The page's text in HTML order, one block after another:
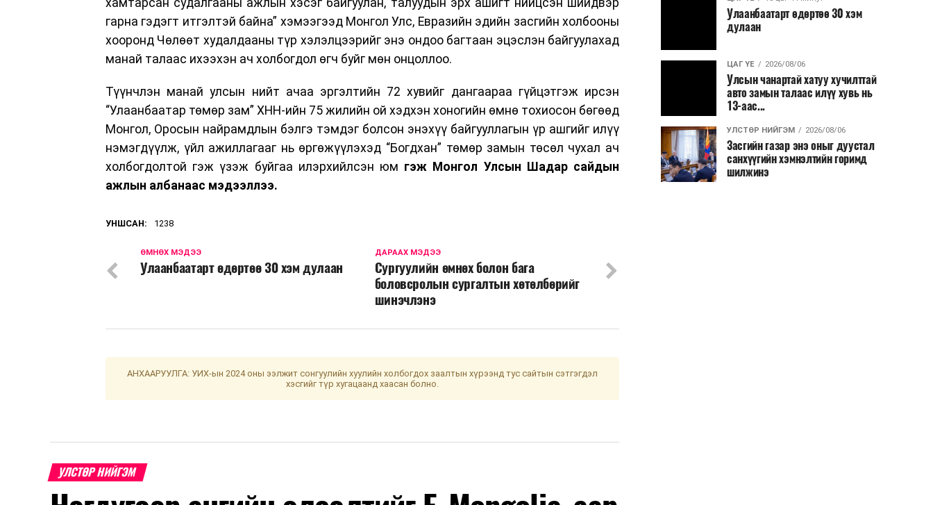
гарна гэдэгт итгэлтэй байна” хэмээгээд Монгол Улс, Евразийн эдийн засгийн холбооны
хооронд Чөлөөт худалдааны түр хэлэлцээрийг энэ ондоо багтаан эцэслэн байгуулахад
манай талаас ихээхэн ач холбогдол өгч буйг мөн онцоллоо.
Түүнчлэн манай улсын нийт ачаа эргэлтийн 72 хувийг дангаараа гүйцэтгэж ирсэн
“Улаанбаатар төмөр зам” ХНН-ийн 75 жилийн ой хэдхэн хоногийн өмнө тохиосон бөгөөд
Монгол, Оросын найрамдлын бэлгэ тэмдэг болсон энэхүү байгууллагын үр ашгийг илүү
нэмэгдүүлж, үйл ажиллагааг нь өргөжүүлэхэд “Богдхан” төмөр замын төсөл чухал ач
холбогдолтой гэж үзэж буйгаа илэрхийлсэн юм гэж Монгол Улсын Шадар сайдын
ажлын албанаас мэдээллээ.
УНШСАН: 1238
ДАРААХ МЭДЭЭ
Сургуулийн өмнөх болон бага
боловсролын сургалтын хөтөлбөрийг
шинэчлэнэ
ӨМНӨХ МЭДЭЭ
Улаанбаатарт өдөртөө 30 хэм дулаан
АНХААРУУЛГА: УИХ-ын 2024 оны ээлжит сонгуулийн хуулийн холбогдох заалтын хүрээнд тус сайтын сэтгэгдэл
хэсгийг түр хугацаанд хаасан болно.
УЛСТӨР НИЙГЭМ
Улаанбаатарт өдөртөө 30 хэм
дулаан
ЦАГ ҮЕ 2026/08/06
Улсын чанартай хатуу хучилттай
авто замын талаас илүү хувь нь
13-аас...
УЛСТӨР НИЙГЭМ 2026/08/06
Засгийн газар энэ оныг дуустал
санхүүгийн хэмнэлтийн горимд
шилжинэ